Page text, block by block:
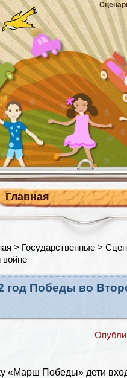
Главная
> Государственные >
войне
год Победы во
«Марш Победы» дети